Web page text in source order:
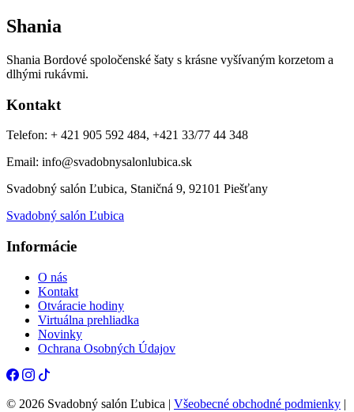
Shania
Shania Bordové spoločenské šaty s krásne vyšívaným korzetom a
dlhými rukávmi.
Kontakt
Telefon: + 421 905 592 484, +421 33/77 44 348
Email: info@svadobnysalonlubica.sk
Svadobný salón Ľubica, Staničná 9, 92101 Piešťany
Svadobný salón Ľubica
Informácie
O nás
Kontakt
Otváracie hodiny
Virtuálna prehliadka
Novinky
Ochrana Osobných Údajov
© 2026 Svadobný salón Ľubica | Všeobecné obchodné podmienky |